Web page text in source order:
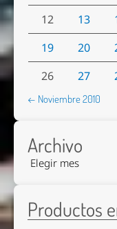
12
13
19
20
26
27
← Noviembre 2010
Archivo
Productos